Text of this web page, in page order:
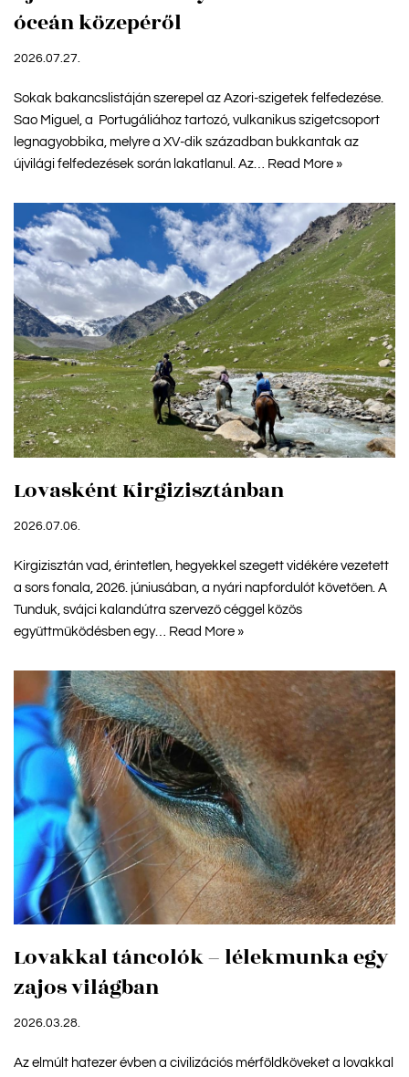
óceán közepéről
2026.07.27.
Sokak bakancslistáján szerepel az Azori-szigetek felfedezése.
Sao Miguel, a Portugáliához tartozó, vulkanikus szigetcsoport
legnagyobbika, melyre a XV-dik században bukkantak az
újvilági felfedezések során lakatlanul. Az… Read More »
Lovasként Kirgizisztánban
2026.07.06.
Kirgizisztán vad, érintetlen, hegyekkel szegett vidékére vezetett
a sors fonala, 2026. júniusában, a nyári napfordulót követően. A
Tunduk, svájci kalandútra szervező céggel közös
együttműködésben egy… Read More »
Lovakkal táncolók – lélekmunka egy
zajos világban
2026.03.28.
Az elmúlt hatezer évben a civilizációs mérföldköveket a lovakkal